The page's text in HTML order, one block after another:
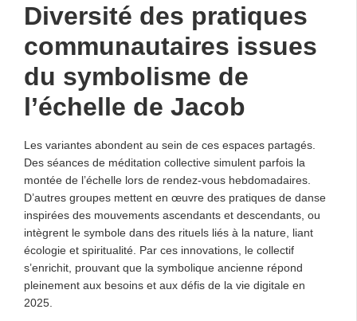
Diversité des pratiques
communautaires issues
du symbolisme de
l’échelle de Jacob
Les variantes abondent au sein de ces espaces partagés.
Des séances de méditation collective simulent parfois la
montée de l’échelle lors de rendez-vous hebdomadaires.
D’autres groupes mettent en œuvre des pratiques de danse
inspirées des mouvements ascendants et descendants, ou
intègrent le symbole dans des rituels liés à la nature, liant
écologie et spiritualité. Par ces innovations, le collectif
s’enrichit, prouvant que la symbolique ancienne répond
pleinement aux besoins et aux défis de la vie digitale en
2025.